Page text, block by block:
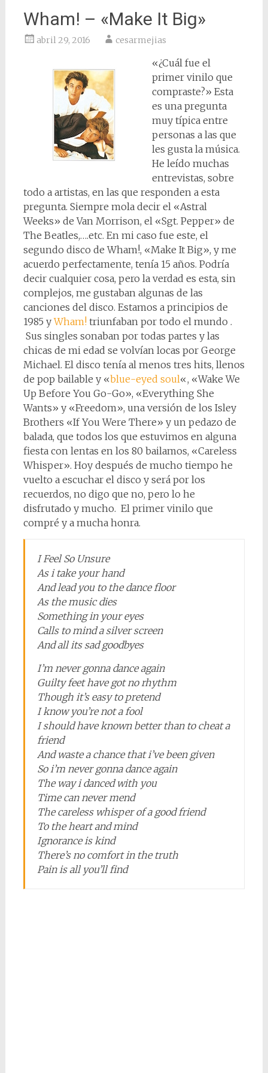
Wham! – «Make It Big»
abril 29, 2016 cesarmejias
«¿Cuál fue el
primer vinilo que
compraste?» Esta
es una pregunta
muy típica entre
personas a las que
les gusta la música.
He leído muchas
entrevistas, sobre
todo a artistas, en las que responden a esta
pregunta. Siempre mola decir el «Astral
Weeks» de Van Morrison, el «Sgt. Pepper» de
The Beatles,….etc. En mi caso fue este, el
segundo disco de Wham!, «Make It Big», y me
acuerdo perfectamente, tenía 15 años. Podría
decir cualquier cosa, pero la verdad es esta, sin
complejos, me gustaban algunas de las
canciones del disco. Estamos a principios de
1985 yWham!triunfaban por todo el mundo .
Sus singles sonaban por todas partes y las
chicas de mi edad se volvían locas por George
Michael. El disco tenía al menos tres hits, llenos
de pop bailable y «blue-eyed soul«, «Wake We
Up Before You Go-Go», «Everything She
Wants» y «Freedom», una versión de los Isley
Brothers «If You Were There» y un pedazo de
balada, que todos los que estuvimos en alguna
fiesta con lentas en los 80 bailamos, «Careless
Whisper». Hoy después de mucho tiempo he
vuelto a escuchar el disco y será por los
recuerdos, no digo que no, pero lo he
disfrutado y mucho. El primer vinilo que
compré y a mucha honra.
I Feel So Unsure
As i take your hand
And lead you to the dance floor
As the music dies
Something in your eyes
Calls to mind a silver screen
And all its sad goodbyes
I’m never gonna dance again
Guilty feet have got no rhythm
Though it’s easy to pretend
I know you’re not a fool
I should have known better than to cheat a
friend
And waste a chance that i’ve been given
So i’m never gonna dance again
The way i danced with you
Time can never mend
The careless whisper of a good friend
To the heart and mind
Ignorance is kind
There’s no comfort in the truth
Pain is all you’ll find